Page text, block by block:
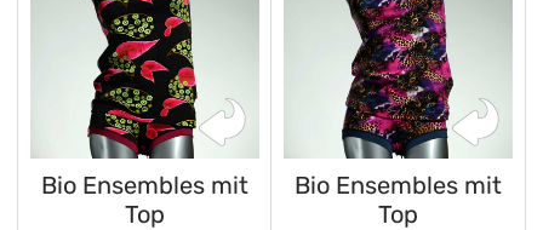
Bio Ensembles mit
Top
Bio Ensembles mit
Top